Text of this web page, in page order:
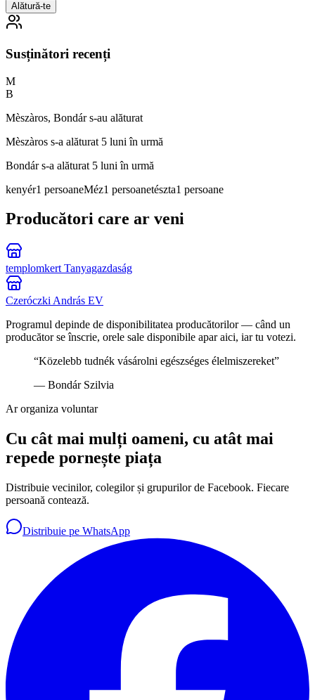
Alătură-te
Susținători recenți
M
B
Mèszàros, Bondár s-au alăturat
Mèszàros s-a alăturat 5 luni în urmă
Bondár s-a alăturat 5 luni în urmă
kenyér1 persoaneMéz1 persoanetészta1 persoane
Producători care ar veni
templomkert Tanyagazdaság
Czeróczki András EV
Programul depinde de disponibilitatea producătorilor — când un
producător se înscrie, orele sale disponibile apar aici, iar tu votezi.
“Közelebb tudnék vásárolni egészséges élelmiszereket”
— Bondár Szilvia
Ar organiza voluntar
Cu cât mai mulți oameni, cu atât mai
repede pornește piața
Distribuie vecinilor, colegilor și grupurilor de Facebook. Fiecare
persoană contează.
Distribuie pe WhatsApp